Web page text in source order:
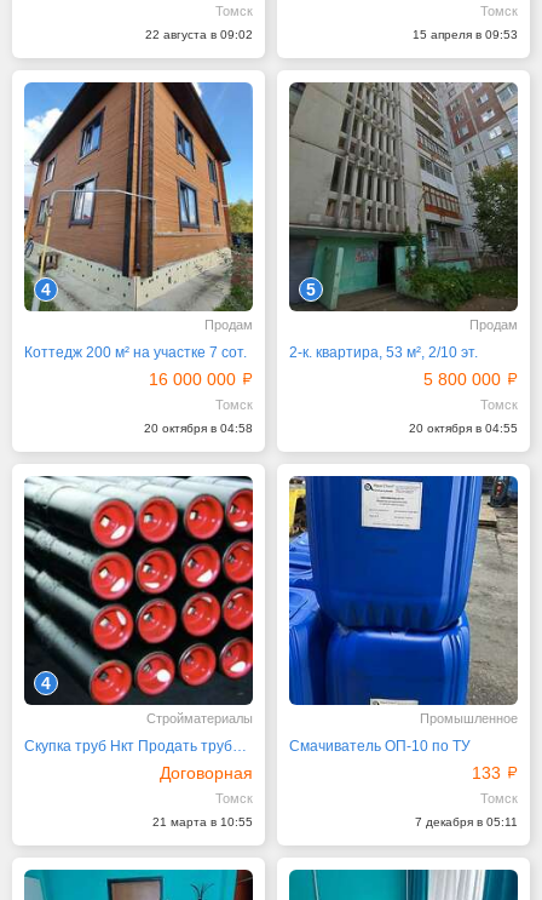
Томск
22 августа в 09:02
Томск
15 апреля в 09:53
4
Продам
Коттедж 200 м² на участке 7 сот.
16 000 000
Томск
20 октября в 04:58
5
Продам
2-к. квартира, 53 м², 2/10 эт.
5 800 000
Томск
20 октября в 04:55
4
Стройматериалы
Договорная
Томск
21 марта в 10:55
Промышленное
Смачиватель ОП-10 по ТУ
133
Томск
7 декабря в 05:11